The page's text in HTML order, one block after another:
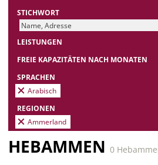
STICHWORT
LEISTUNGEN
FREIE KAPAZITÄTEN NACH MONATEN
SPRACHEN
Arabisch
REGIONEN
Ammerland
HEBAMMEN 0